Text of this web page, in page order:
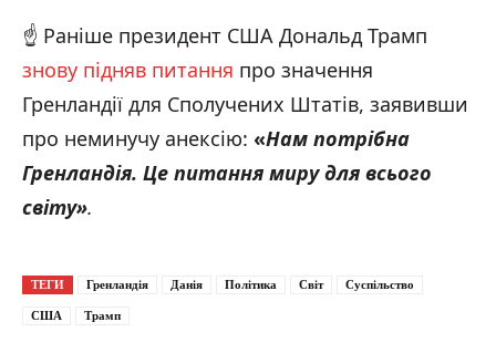
☝️ Раніше президент США Дональд Трамп
знову підняв питання про значення
Гренландії для Сполучених Штатів, заявивши
про неминучу анексію: «Нам потрібна
Гренландія. Це питання миру для всього
світу».
ТЕГИ Гренландія Данія Політика Світ Суспільство
США Трамп